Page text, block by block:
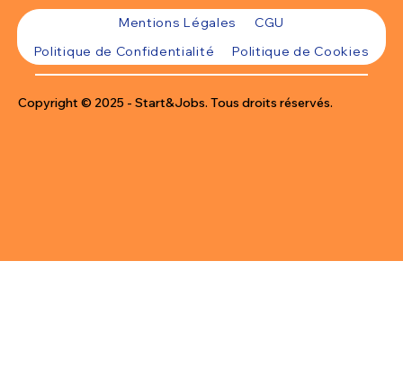
Copyright © 2025 - Start&Jobs. Tous droits réservés.
Mentions Légales
CGU
Politique de Confidentialité
Politique de Cookies